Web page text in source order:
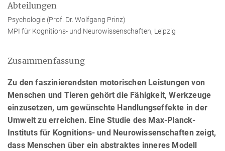
Abteilungen
Psychologie (Prof. Dr. Wolfgang Prinz)
MPI für Kognitions- und Neurowissenschaften, Leipzig
Zusammenfassung
Zu den faszinierendsten motorischen Leistungen von
Menschen und Tieren gehört die Fähigkeit, Werkzeuge
einzusetzen, um gewünschte Handlungseffekte in der
Umwelt zu erreichen. Eine Studie des Max-Planck-
Instituts für Kognitions- und Neurowissenschaften zeigt,
dass Menschen über ein abstraktes inneres Modell